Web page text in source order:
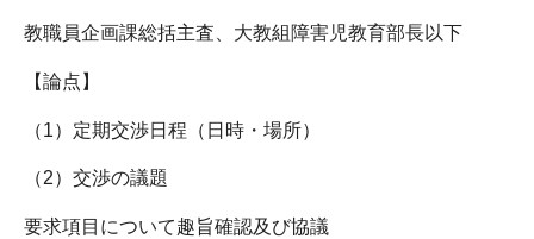
教職員企画課総括主査、大教組障害児教育部長以下
【論点】
（1）定期交渉日程（日時・場所）
（2）交渉の議題
要求項目について趣旨確認及び協議